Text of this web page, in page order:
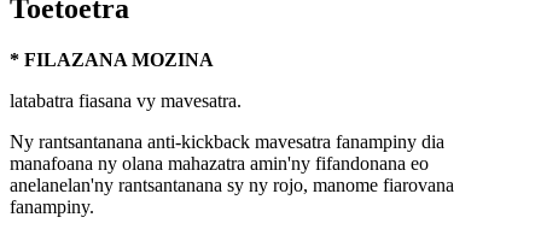
Toetoetra
* FILAZANA MOZINA
latabatra fiasana vy mavesatra.
Ny rantsantanana anti-kickback mavesatra fanampiny dia
manafoana ny olana mahazatra amin'ny fifandonana eo
anelanelan'ny rantsantanana sy ny rojo, manome fiarovana
fanampiny.